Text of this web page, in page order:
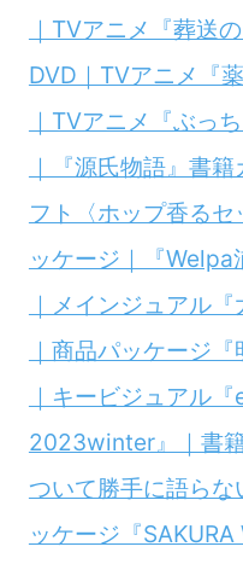
｜TVアニメ『葬送
DVD｜TVアニメ『
｜TVアニメ『ぶっ
｜『源氏物語』書
フト〈ホップ香る
ッケージ｜『
｜メインジュアル
｜商品パッケージ
｜キービジュアル
2023winter』｜書
ついて勝手に語ら
ッケージ『SAKURA